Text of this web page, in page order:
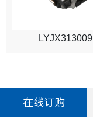
LYJX313009
在线订购